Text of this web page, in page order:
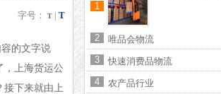
字号： T | T
的文字说
，上海货运公
接下来就由上
1
2
唯品会物流
3
快速消费品物流
4
农产品行业